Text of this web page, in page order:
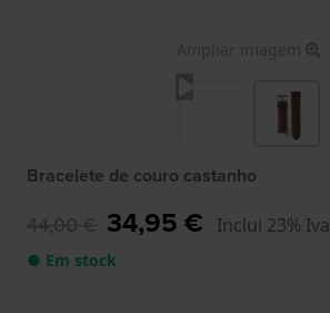
Ampliar imagem
Bracelete de couro castanho
44,00 € 34,95 € Inclui 23% Iva
● Em stock